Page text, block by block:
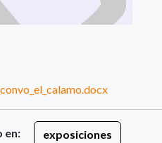
en: exposiciones